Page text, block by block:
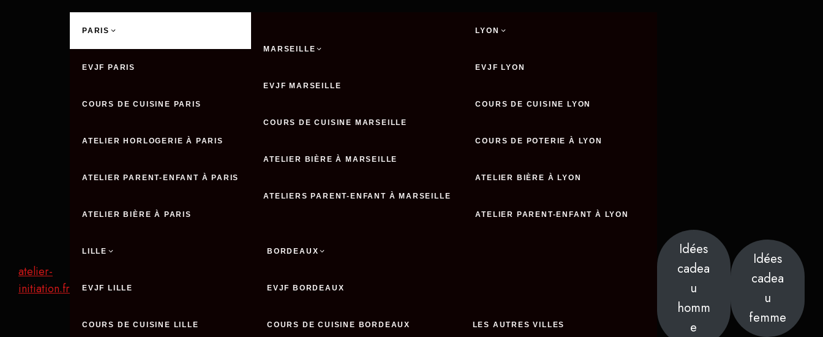
atelier-
initiation.fr
PARIS
EVJF PARIS
COURS DE CUISINE PARIS
ATELIER HORLOGERIE À PARIS
ATELIER PARENT-ENFANT À PARIS
ATELIER BIÈRE À PARIS
MARSEILLE
EVJF MARSEILLE
COURS DE CUISINE MARSEILLE
ATELIER BIÈRE À MARSEILLE
ATELIERS PARENT-ENFANT À MARSEILLE
LYON
EVJF LYON
COURS DE CUISINE LYON
COURS DE POTERIE À LYON
ATELIER BIÈRE À LYON
ATELIER PARENT-ENFANT À LYON
LILLE
EVJF LILLE
COURS DE CUISINE LILLE
BORDEAUX
EVJF BORDEAUX
COURS DE CUISINE BORDEAUX LES AUTRES VILLES
Idées
cadea
u
homm
e
Idées
cadea
u
femme